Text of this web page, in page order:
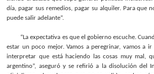
día, pagar sus remedios, pagar su alquiler. Para que
puede salir adelante”.
“La expectativa es que el gobierno escuche.
estar un poco mejor. Vamos a peregrinar, vamos a
interpretar que está haciendo las cosas muy mal,
argentino”, aseguró y se refirió a la disolución del